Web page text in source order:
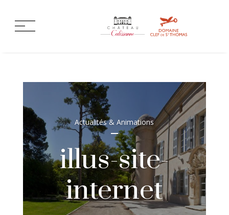
Actualités & Animations
illus-site-
internet